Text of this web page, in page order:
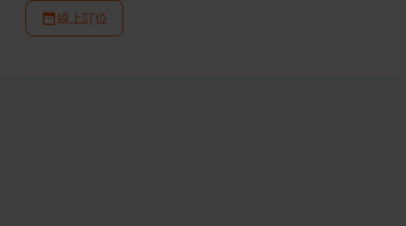
線上訂位